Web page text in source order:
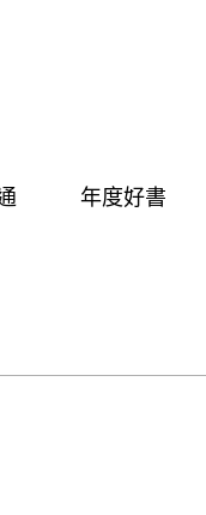
年度好書